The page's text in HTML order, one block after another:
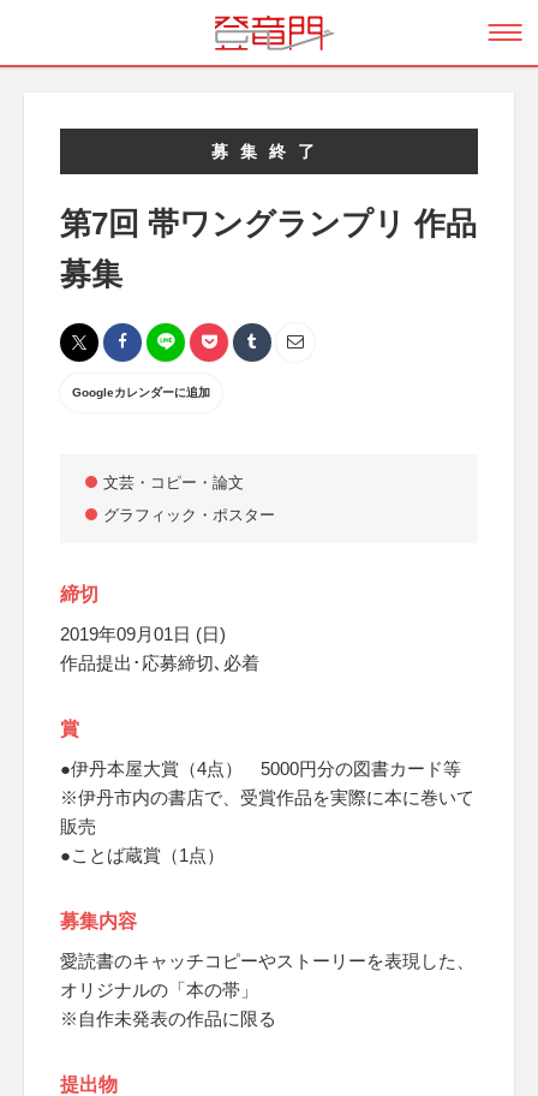
募集終了
第7回 帯ワングランプリ 作品
募集
Googleカレンダーに追加
文芸・コピー・論文
グラフィック・ポスター
締切
2019年09月01日 (日)
作品提出･応募締切､必着
賞
●伊丹本屋大賞（4点） 5000円分の図書カード等
※伊丹市内の書店で、受賞作品を実際に本に巻いて
販売
●ことば蔵賞（1点）
募集内容
愛読書のキャッチコピーやストーリーを表現した、
オリジナルの「本の帯」
※自作未発表の作品に限る
提出物